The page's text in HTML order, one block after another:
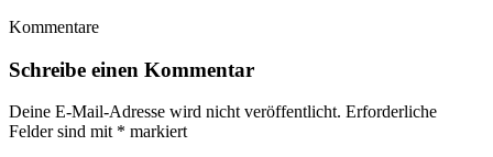
Kommentare
Schreibe einen Kommentar
Deine E-Mail-Adresse wird nicht veröffentlicht. Erforderliche
Felder sind mit * markiert